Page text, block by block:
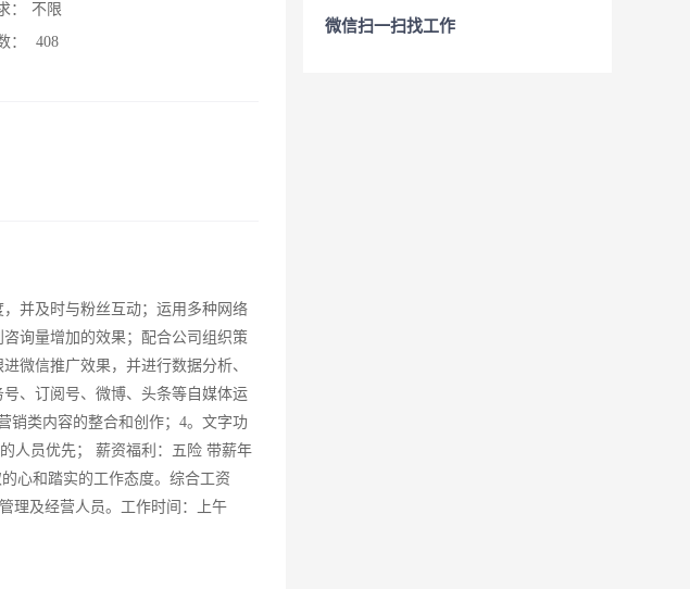
：
不限
：
408
并及时与粉丝互动；运用多种网络
询量增加的效果；配合公司组织策
微信推广效果，并进行数据分析、
、订阅号、微博、头条等自媒体运
销类内容的整合和创作；4。文字功
人员优先； 薪资福利：五险 带薪年
心和踏实的工作态度。综合工资
理及经营人员。工作时间：上午
微信扫一扫找工作